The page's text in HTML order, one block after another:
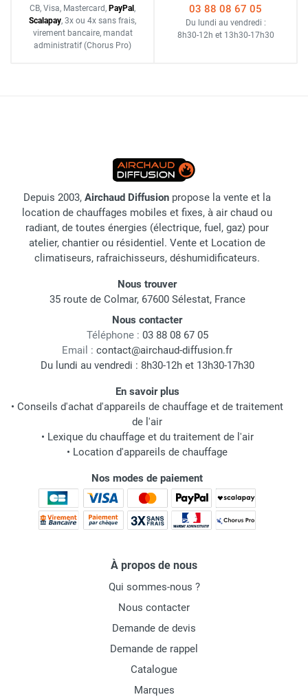
CB, Visa, Mastercard, PayPal ,
Scalapay, 3x ou 4x sans frais,
virement bancaire, mandat
administratif (Chorus Pro)
03 88 08 67 05
Du lundi au vendredi :
8h30-12h et 13h30-17h30
Depuis 2003, Airchaud Diffusion propose la vente et la
location de chauffages mobiles et fixes, à air chaud ou
radiant, de toutes énergies (électrique, fuel, gaz) pour
atelier, chantier ou résidentiel. Vente et Location de
climatiseurs, rafraichisseurs, déshumidificateurs.
Nous trouver
35 route de Colmar, 67600 Sélestat, France
Nous contacter
Téléphone : 03 88 08 67 05
Email : contact@airchaud-diffusion.fr
Du lundi au vendredi : 8h30-12h et 13h30-17h30
En savoir plus
• Conseils d'achat d'appareils de chauffage et de traitement
de l'air
• Lexique du chauffage et du traitement de l'air
• Location d'appareils de chauffage
Nos modes de paiement
À propos de nous
Qui sommes-nous ?
Nous contacter
Demande de devis
Demande de rappel
Catalogue
Marques